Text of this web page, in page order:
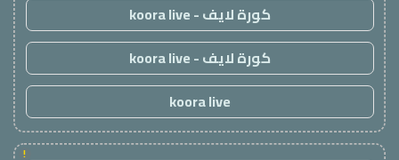
كورة لايف - koora live
كورة لايف - koora live
koora live
!